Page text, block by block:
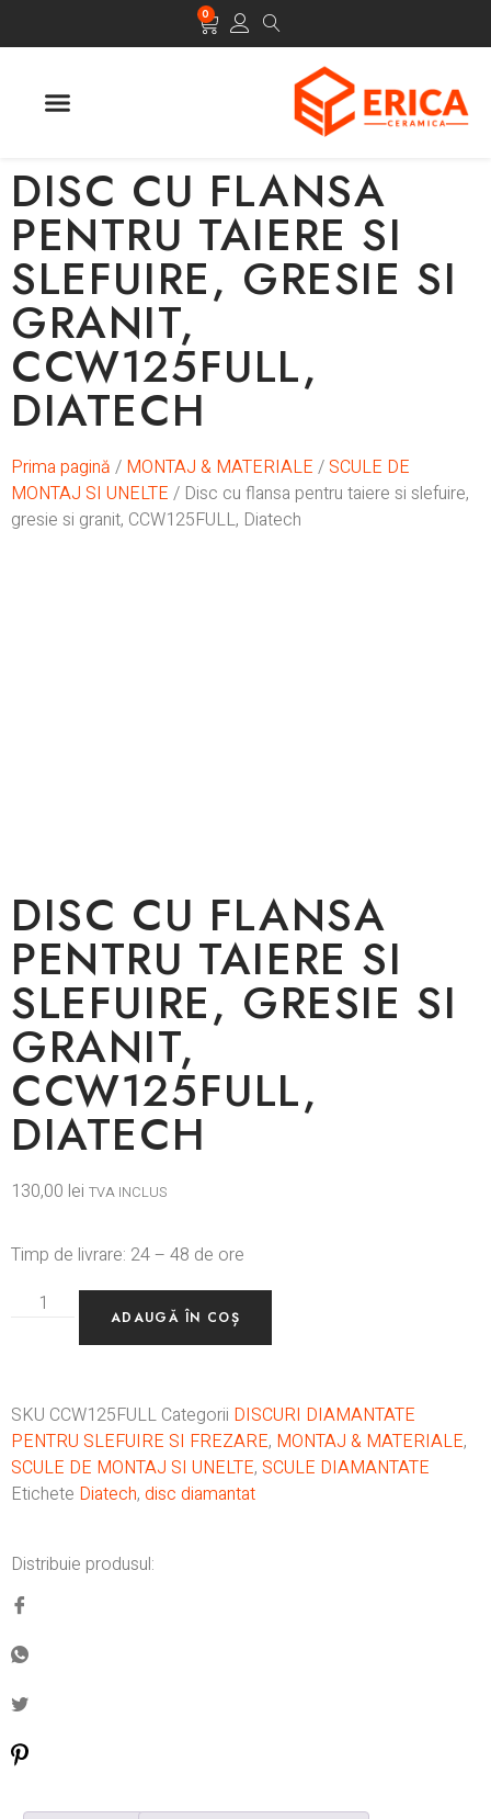
0
DISC CU FLANSA
PENTRU TAIERE SI
SLEFUIRE, GRESIE SI
GRANIT,
CCW125FULL,
DIATECH
Prima pagină / MONTAJ & MATERIALE / SCULE DE
MONTAJ SI UNELTE / Disc cu flansa pentru taiere si slefuire,
gresie si granit, CCW125FULL, Diatech
DISC CU FLANSA
PENTRU TAIERE SI
SLEFUIRE, GRESIE SI
GRANIT,
CCW125FULL,
DIATECH
130,00 lei TVA INCLUS
Timp de livrare: 24 – 48 de ore
ADAUGĂ ÎN COȘ
SKU CCW125FULL Categorii DISCURI DIAMANTATE
PENTRU SLEFUIRE SI FREZARE, MONTAJ & MATERIALE,
SCULE DE MONTAJ SI UNELTE, SCULE DIAMANTATE
Etichete Diatech, disc diamantat
Distribuie produsul: